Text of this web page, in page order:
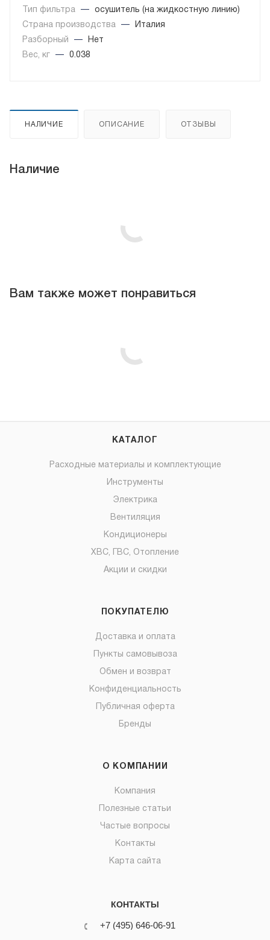
Тип фильтра
—
осушитель (на жидкостную линию)
Страна производства
—
Италия
Разборный
—
Нет
Вес, кг
— 0.038
НАЛИЧИЕ ОПИСАНИЕ ОТЗЫВЫ
Наличие
Вам также может понравиться
КАТАЛОГ
Расходные материалы и комплектующие
Инструменты
Электрика
Вентиляция
Кондиционеры
ХВС, ГВС, Отопление
Акции и скидки
ПОКУПАТЕЛЮ
Доставка и оплата
Пункты самовывоза
Обмен и возврат
Конфиденциальность
Публичная оферта
Бренды
О КОМПАНИИ
Компания
Полезные статьи
Частые вопросы
Контакты
Карта сайта
КОНТАКТЫ
+7 (495) 646-06-91